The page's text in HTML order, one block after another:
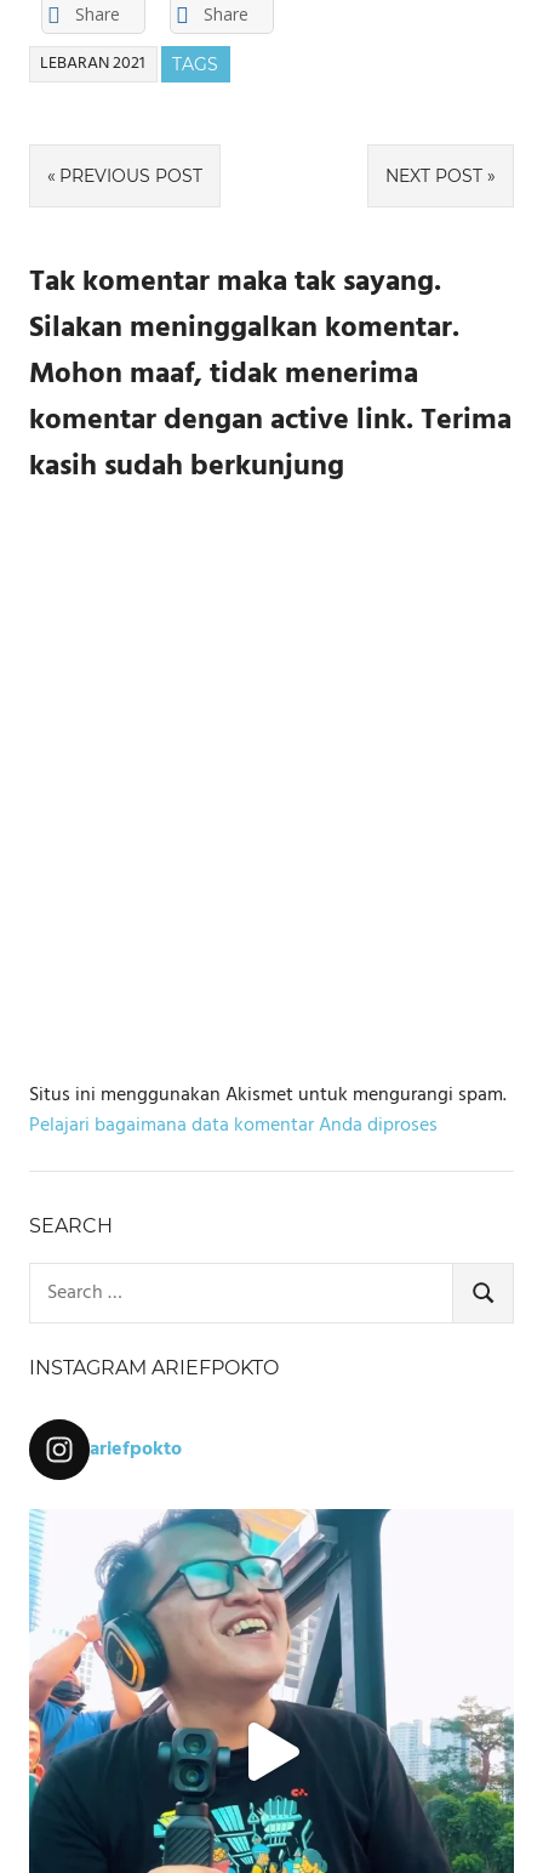
Share Share
TAGS
LEBARAN 2021
Navigasi
pos
PREVIOUS POST NEXT POST
Tak komentar maka tak sayang.
Silakan meninggalkan komentar.
Mohon maaf, tidak menerima
komentar dengan active link. Terima
kasih sudah berkunjung
Situs ini menggunakan Akismet untuk mengurangi spam.
Pelajari bagaimana data komentar Anda diproses
SEARCH
for:
SEARCH
INSTAGRAM ARIEFPOKTO
ariefpokto